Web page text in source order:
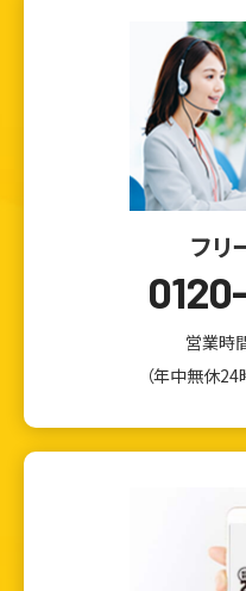
フリ
営業時
（年中無休24